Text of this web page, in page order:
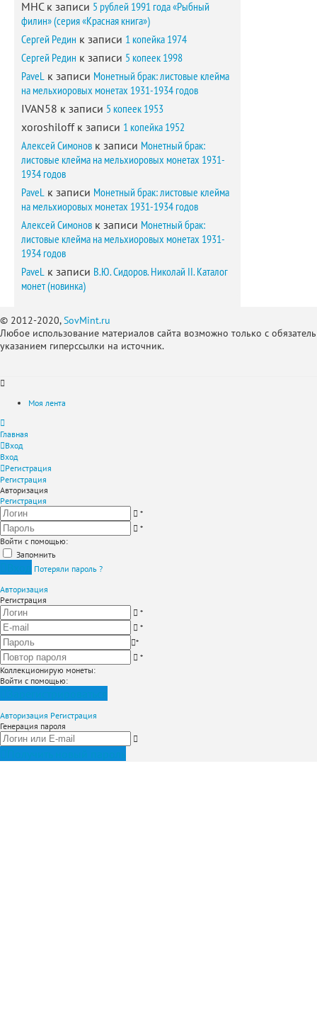
MHCк записи 5 рублей 1991 года «Рыбный
филин» (серия «Красная книга»)
Сергей Редин к записи 1 копейка 1974
Сергей Редин к записи 5 копеек 1998
PaveL к записи Монетный брак: листовые клейма
на мельхиоровых монетах 1931-1934 годов
IVAN58 к записи 5 копеек 1953
xoroshiloffк записи 1 копейка 1952
Алексей Симонов к записи Монетный брак:
листовые клейма на мельхиоровых монетах 1931-
1934 годов
PaveL к записи Монетный брак: листовые клейма
на мельхиоровых монетах 1931-1934 годов
Алексей Симонов к записи Монетный брак:
листовые клейма на мельхиоровых монетах 1931-
1934 годов
PaveL к записи В.Ю. Сидоров. Николай II. Каталог
монет (новинка)
© 2012-2020,SovMint.ru
Любое использование материалов сайта возможно только с
указанием гиперссылки на источник.
Моя лента
Главная
Вход
Вход
Регистрация
Регистрация
Авторизация
Регистрация
*
*
Войти с помощью:
Запомнить
Потеряли пароль ?
Авторизация
Регистрация
*
*
*
*
Коллекционирую монеты:
Войти с помощью:
Авторизация Регистрация
Генерация пароля